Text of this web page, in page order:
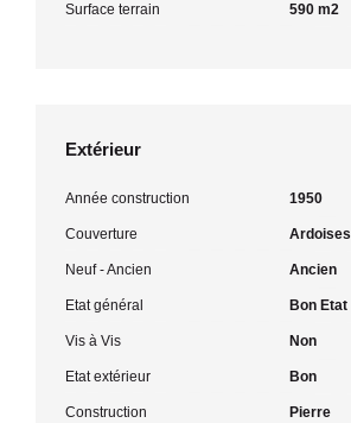
Surface terrain 590 m2
Extérieur
Année construction 1950
Couverture Ardoises
Neuf - Ancien Ancien
Etat général Bon Etat
Vis à Vis Non
Etat extérieur Bon
Construction Pierre